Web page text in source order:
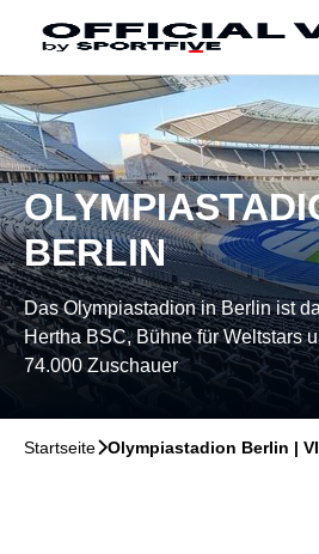
Navigation überspringen􀄫
BERLIN
Das Olympiastadion in Berlin ist
Hertha BSC, Bühne für Weltstars
74.000 Zuschauer
Startseite􀆊Olympiastadion Berlin |